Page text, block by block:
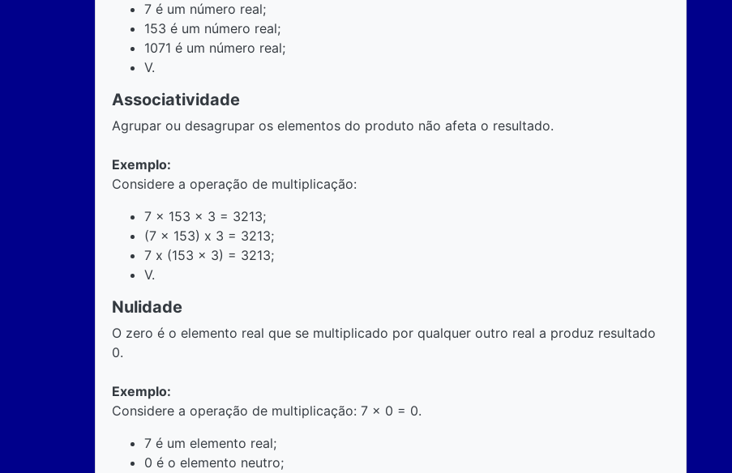
7 é um número real;
153 é um número real;
1071 é um número real;
V.
Associatividade
Agrupar ou desagrupar os elementos do produto não afeta o resultado.
Exemplo:
Considere a operação de multiplicação:
7 x 153 x 3 = 3213;
(7 x 153) x 3 = 3213;
7 x (153 x 3) = 3213;
V.
Nulidade
O zero é o elemento real que se multiplicado por qualquer outro real a produz resultado
0.
Exemplo:
Considere a operação de multiplicação: 7 x 0 = 0.
7 é um elemento real;
0 é o elemento neutro;